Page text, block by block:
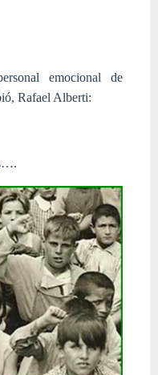
emocional de
Rafael Alberti: